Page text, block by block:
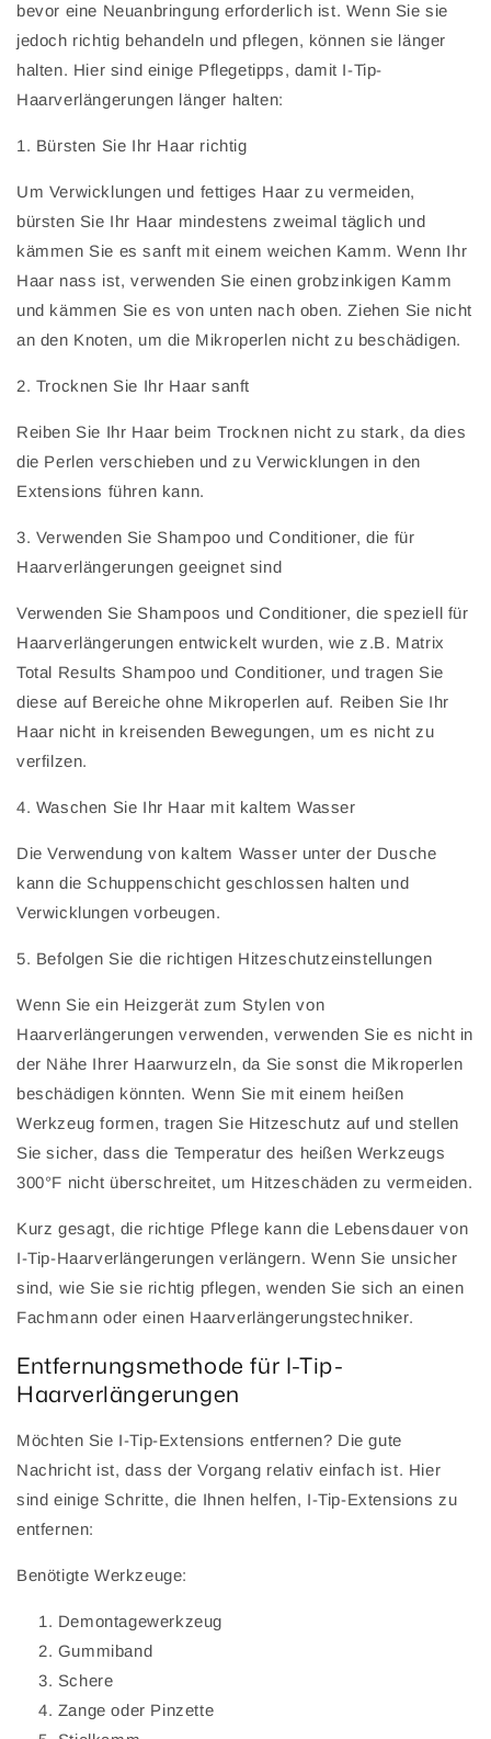
bevor eine Neuanbringung erforderlich ist. Wenn Sie sie
jedoch richtig behandeln und pflegen, können sie länger
halten. Hier sind einige Pflegetipps, damit I-Tip-
Haarverlängerungen länger halten:
1. Bürsten Sie Ihr Haar richtig
Um Verwicklungen und fettiges Haar zu vermeiden,
bürsten Sie Ihr Haar mindestens zweimal täglich und
kämmen Sie es sanft mit einem weichen Kamm. Wenn Ihr
Haar nass ist, verwenden Sie einen grobzinkigen Kamm
und kämmen Sie es von unten nach oben. Ziehen Sie nicht
an den Knoten, um die Mikroperlen nicht zu beschädigen.
2. Trocknen Sie Ihr Haar sanft
Reiben Sie Ihr Haar beim Trocknen nicht zu stark, da dies
die Perlen verschieben und zu Verwicklungen in den
Extensions führen kann.
3. Verwenden Sie Shampoo und Conditioner, die für
Haarverlängerungen geeignet sind
Verwenden Sie Shampoos und Conditioner, die speziell für
Haarverlängerungen entwickelt wurden, wie z.B. Matrix
Total Results Shampoo und Conditioner, und tragen Sie
diese auf Bereiche ohne Mikroperlen auf. Reiben Sie Ihr
Haar nicht in kreisenden Bewegungen, um es nicht zu
verfilzen.
4. Waschen Sie Ihr Haar mit kaltem Wasser
Die Verwendung von kaltem Wasser unter der Dusche
kann die Schuppenschicht geschlossen halten und
Verwicklungen vorbeugen.
5. Befolgen Sie die richtigen Hitzeschutzeinstellungen
Wenn Sie ein Heizgerät zum Stylen von
Haarverlängerungen verwenden, verwenden Sie es nicht in
der Nähe Ihrer Haarwurzeln, da Sie sonst die Mikroperlen
beschädigen könnten. Wenn Sie mit einem heißen
Werkzeug formen, tragen Sie Hitzeschutz auf und stellen
Sie sicher, dass die Temperatur des heißen Werkzeugs
300°F nicht überschreitet, um Hitzeschäden zu vermeiden.
Kurz gesagt, die richtige Pflege kann die Lebensdauer von
I-Tip-Haarverlängerungen verlängern. Wenn Sie unsicher
sind, wie Sie sie richtig pflegen, wenden Sie sich an einen
Fachmann oder einen Haarverlängerungstechniker.
Entfernungsmethode für I-Tip-
Haarverlängerungen
Möchten Sie I-Tip-Extensions entfernen? Die gute
Nachricht ist, dass der Vorgang relativ einfach ist. Hier
sind einige Schritte, die Ihnen helfen, I-Tip-Extensions zu
entfernen:
Benötigte Werkzeuge:
Demontagewerkzeug
Gummiband
Schere
Zange oder Pinzette